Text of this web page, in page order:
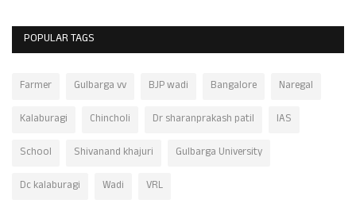
POPULAR TAGS
Farmer Gulbarga vv BJP wadi Bangalore
Naregal
Kalaburagi
Chincholi Dr sharanprakash patil
IAS
School
Shivanand khajuri
Gulbarga University
Dc kalaburagi
Wadi VRL